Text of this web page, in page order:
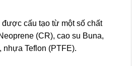
được cấu tạo từ một số chất
(CR), cao su Buna,
nhựa Teflon (PTFE).